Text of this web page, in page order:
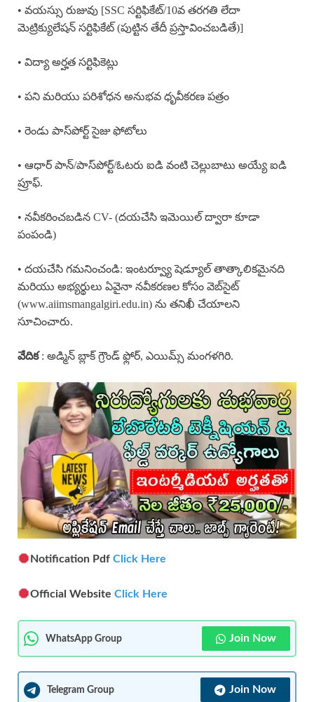
• వయస్సు రుజువు [SSC సర్టిఫికేట్/10వ తరగతి లేదా
మెట్రిక్యులేషన్ సర్టిఫికేట్ (పుట్టిన తేదీ ప్రస్తావించబడితే)]
• విద్యా అర్హత సర్టిఫికెట్లు
• పని మరియు పరిశోధన అనుభవ ధృవీకరణ పత్రం
• రెండు పాస్‌పోర్ట్ సైజు ఫోటోలు
• ఆధార్ పాన్/పాస్‌పోర్ట్/ఓటరు ఐడి వంటి చెల్లుబాటు అయ్యే ఐడి
ప్రూఫ్.
• నవీకరించబడిన CV- (దయచేసి ఇమెయిల్ ద్వారా కూడా
పంపండి)
• దయచేసి గమనించండి: ఇంటర్వ్యూ షెడ్యూల్ తాత్కాలికమైనది
మరియు అభ్యర్థులు ఏవైనా నవీకరణల కోసం వెబ్‌సైట్
(www.aiimsmangalgiri.edu.in) ను తనిఖీ చేయాలని
సూచించారు.
వేదిక: అడ్మిన్ బ్లాక్ గ్రౌండ్ ఫ్లోర్, ఎయిమ్స్ మంగళగిరి.
Notification PdfClick Here
Official WebsiteClick Here
WhatsApp Group Join Now
Telegram Group Join Now